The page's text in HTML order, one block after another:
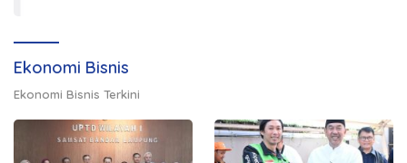
Ekonomi Bisnis
Ekonomi Bisnis Terkini